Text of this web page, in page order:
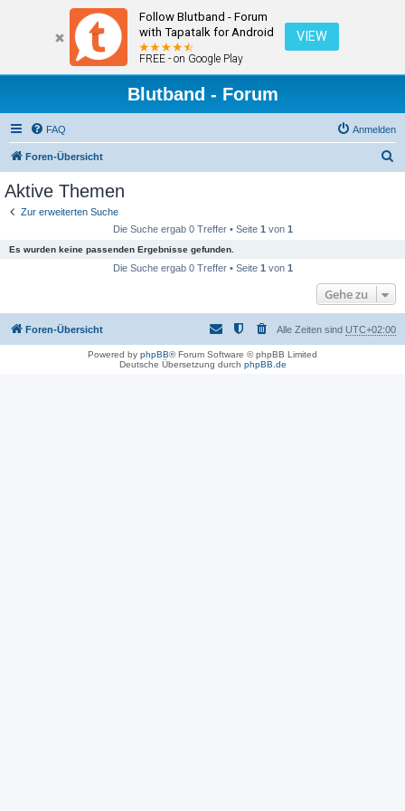
Follow Blutband - Forum
with Tapatalk for Android
FREE - on Google Play
VIEW
Blutband - Forum
FAQ Anmelden
Foren-Übersicht
Aktive Themen
Zur erweiterten Suche
Die Suche ergab 0 Treffer • Seite 1 von 1
Es wurden keine passenden Ergebnisse gefunden.
Die Suche ergab 0 Treffer • Seite 1 von 1
Gehe zu
Foren-Übersicht Alle Zeiten sind UTC+02:00
Powered by phpBB® Forum Software © phpBB Limited
Deutsche Übersetzung durch phpBB.de